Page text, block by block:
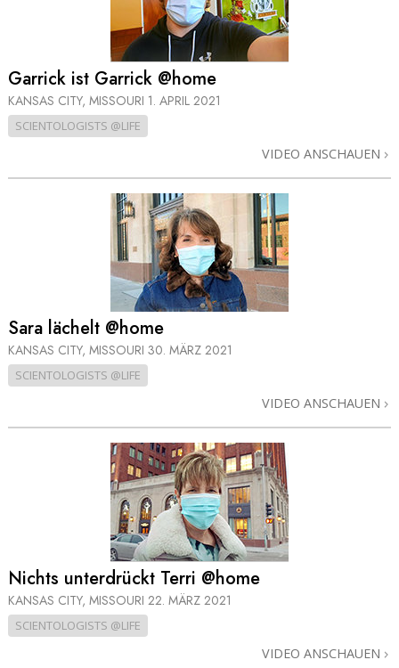
Garrick ist Garrick @home
KANSAS CITY, MISSOURI 1. APRIL 2021
SCIENTOLOGISTS @LIFE
VIDEO ANSCHAUEN
Sara lächelt @home
KANSAS CITY, MISSOURI 30. MÄRZ 2021
SCIENTOLOGISTS @LIFE
VIDEO ANSCHAUEN
Nichts unterdrückt Terri @home
KANSAS CITY, MISSOURI 22. MÄRZ 2021
SCIENTOLOGISTS @LIFE
VIDEO ANSCHAUEN